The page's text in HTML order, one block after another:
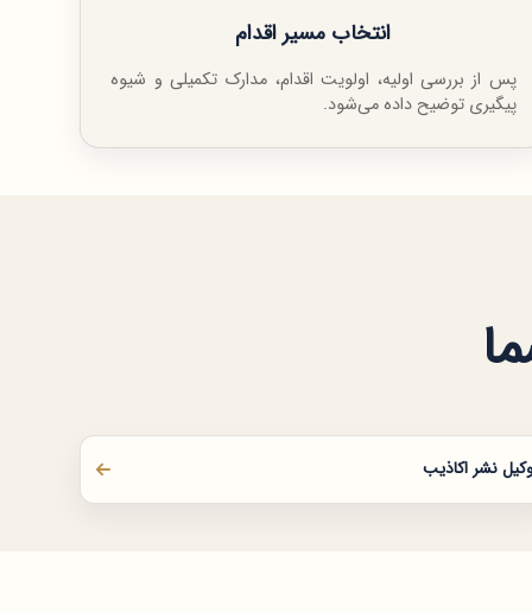
انتخاب مسیر اقدام
پس از بررسی اولیه، اولویت اقدام، مدارک تکمیلی و شیوه
پیگیری توضیح داده می‌شود.
نشر اکاذیب